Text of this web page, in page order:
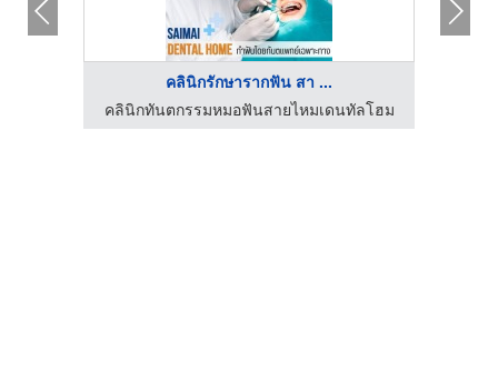
คลินิกรักษารากฟัน สา ...
คลินิกทันตกรรมหมอฟันสายไหมเดนทัลโฮม